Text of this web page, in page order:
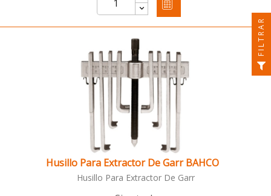
Husillo Para Extractor De Garr BAHCO
Husillo Para Extractor De Garr
FILTRAR